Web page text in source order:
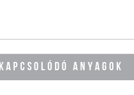
KAPCSOLÓDÓ ANYAGOK